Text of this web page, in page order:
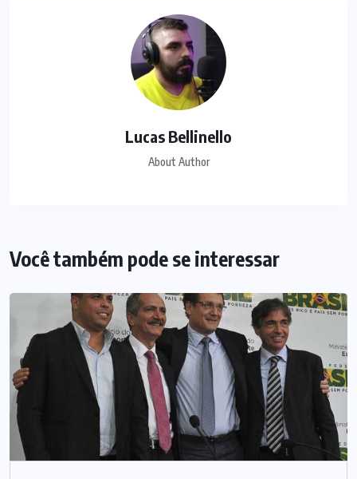
Lucas Bellinello
About Author
Você também pode se interessar